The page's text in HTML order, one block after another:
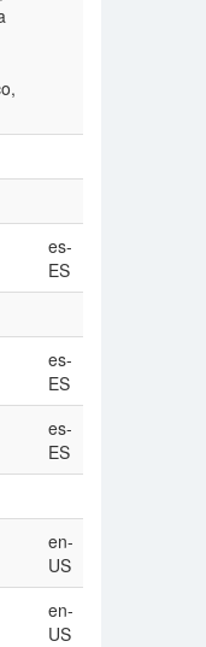
es-
ES
es-
ES
es-
ES
en-
US
en-
US